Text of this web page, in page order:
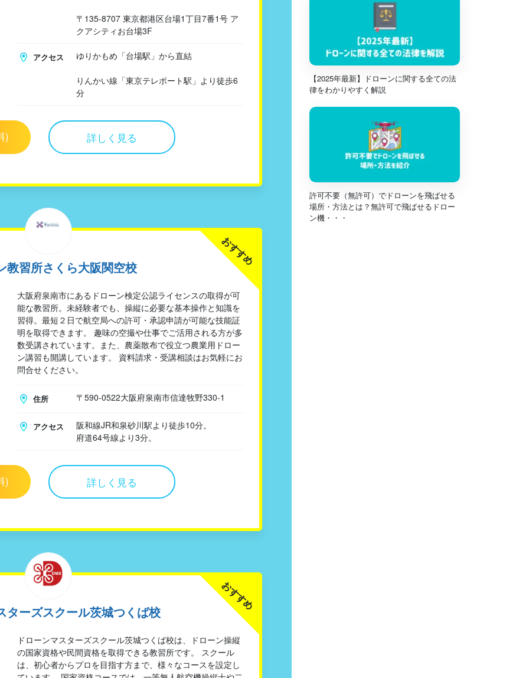
〒135-8707 東京都港区台場1丁目7番1号 ア
クアシティお台場3F
アクセス ゆりかもめ「台場駅」から直結
りんかい線「東京テレポート駅」より徒歩6
分
) 詳しく見る
おすすめ
教習所さくら大阪関空校
大阪府泉南市にあるドローン検定公認ライセンスの取得が可
能な教習所。未経験者でも、操縦に必要な基本操作と知識を
習得。最短２日で航空局への許可・承認申請が可能な技能証
明を取得できます。 趣味の空撮や仕事でご活用される方が多
数受講されています。また、農薬散布で役立つ農業用ドロー
ン講習も開講しています。 資料請求・受講相談はお気軽にお
問合せください。
住所 〒590-0522大阪府泉南市信達牧野330-1
アクセス
阪和線JR和泉砂川駅より徒歩10分。
府道64号線より3分。
) 詳しく見る
おすすめ
ターズスクール茨城つくば校
ドローンマスターズスクール茨城つくば校は、ドローン操縦
の国家資格や民間資格を取得できる教習所です。 スクール
は、初心者からプロを目指す方まで、様々なコースを設定し
【2025年最新】ドローンに関する全ての法
律をわかりやすく解説
許可不要（無許可）でドローンを飛ばせる
場所・方法とは？無許可で飛ばせるドロー
ン機・・・